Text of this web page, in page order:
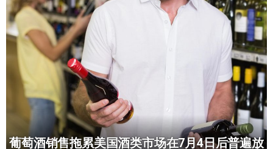
葡萄酒销售拖累美国酒类市场在7月4日后普遍放